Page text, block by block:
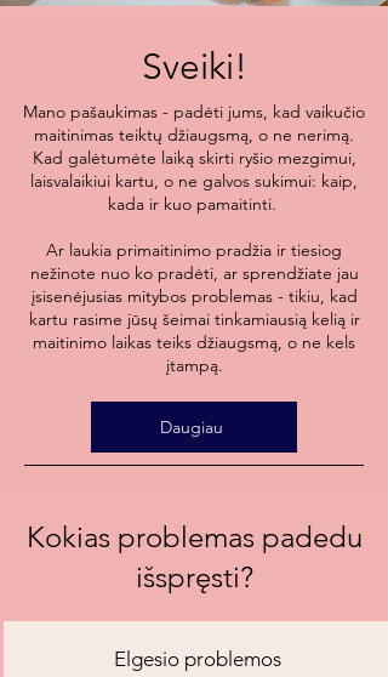
Sveiki!
Mano pašaukimas - padėti jums, kad vaikučio
maitinimas teiktų džiaugsmą, o ne nerimą.
Kad galėtumėte laiką skirti ryšio mezgimui,
laisvalaikiui kartu, o ne galvos sukimui: kaip,
kada ir kuo pamaitinti.
Ar laukia primaitinimo pradžia ir tiesiog
nežinote nuo ko pradėti, ar sprendžiate jau
įsisenėjusias mitybos problemas - tikiu, kad
kartu rasime jūsų šeimai tinkamiausią kelią ir
maitinimo laikas teiks džiaugsmą, o ne kels
įtampą.
Daugiau
Kokias problemas padedu
išspręsti?
Elgesio problemos